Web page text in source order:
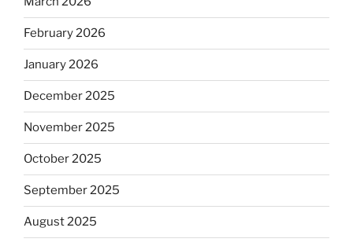
February 2026
January 2026
December 2025
November 2025
October 2025
September 2025
August 2025